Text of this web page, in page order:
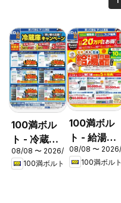
100満ボル
ト - 冷蔵庫
キャンペー
ン
08/08 〜 2026/08/16
100満ボルト
100満ボル
ト - 給湯器
フェア
08/08 〜
100満ボルト